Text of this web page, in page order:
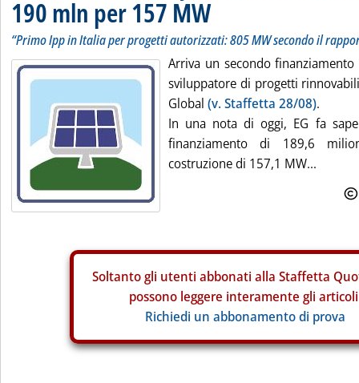
190 mln per 157 MW
“Primo Ipp in Italia per progetti autorizzati: 805 MW secondo il
Arriva un secondo
sviluppatore di progetti
Global (v. Staffetta 28/08).
In una nota di oggi, EG fa
finanziamento di 189,6
costruzione di 157,1 MW...
Soltanto gli utenti abbonati alla Staffetta
possono leggere interamente gli
Richiedi un abbonamento di prova